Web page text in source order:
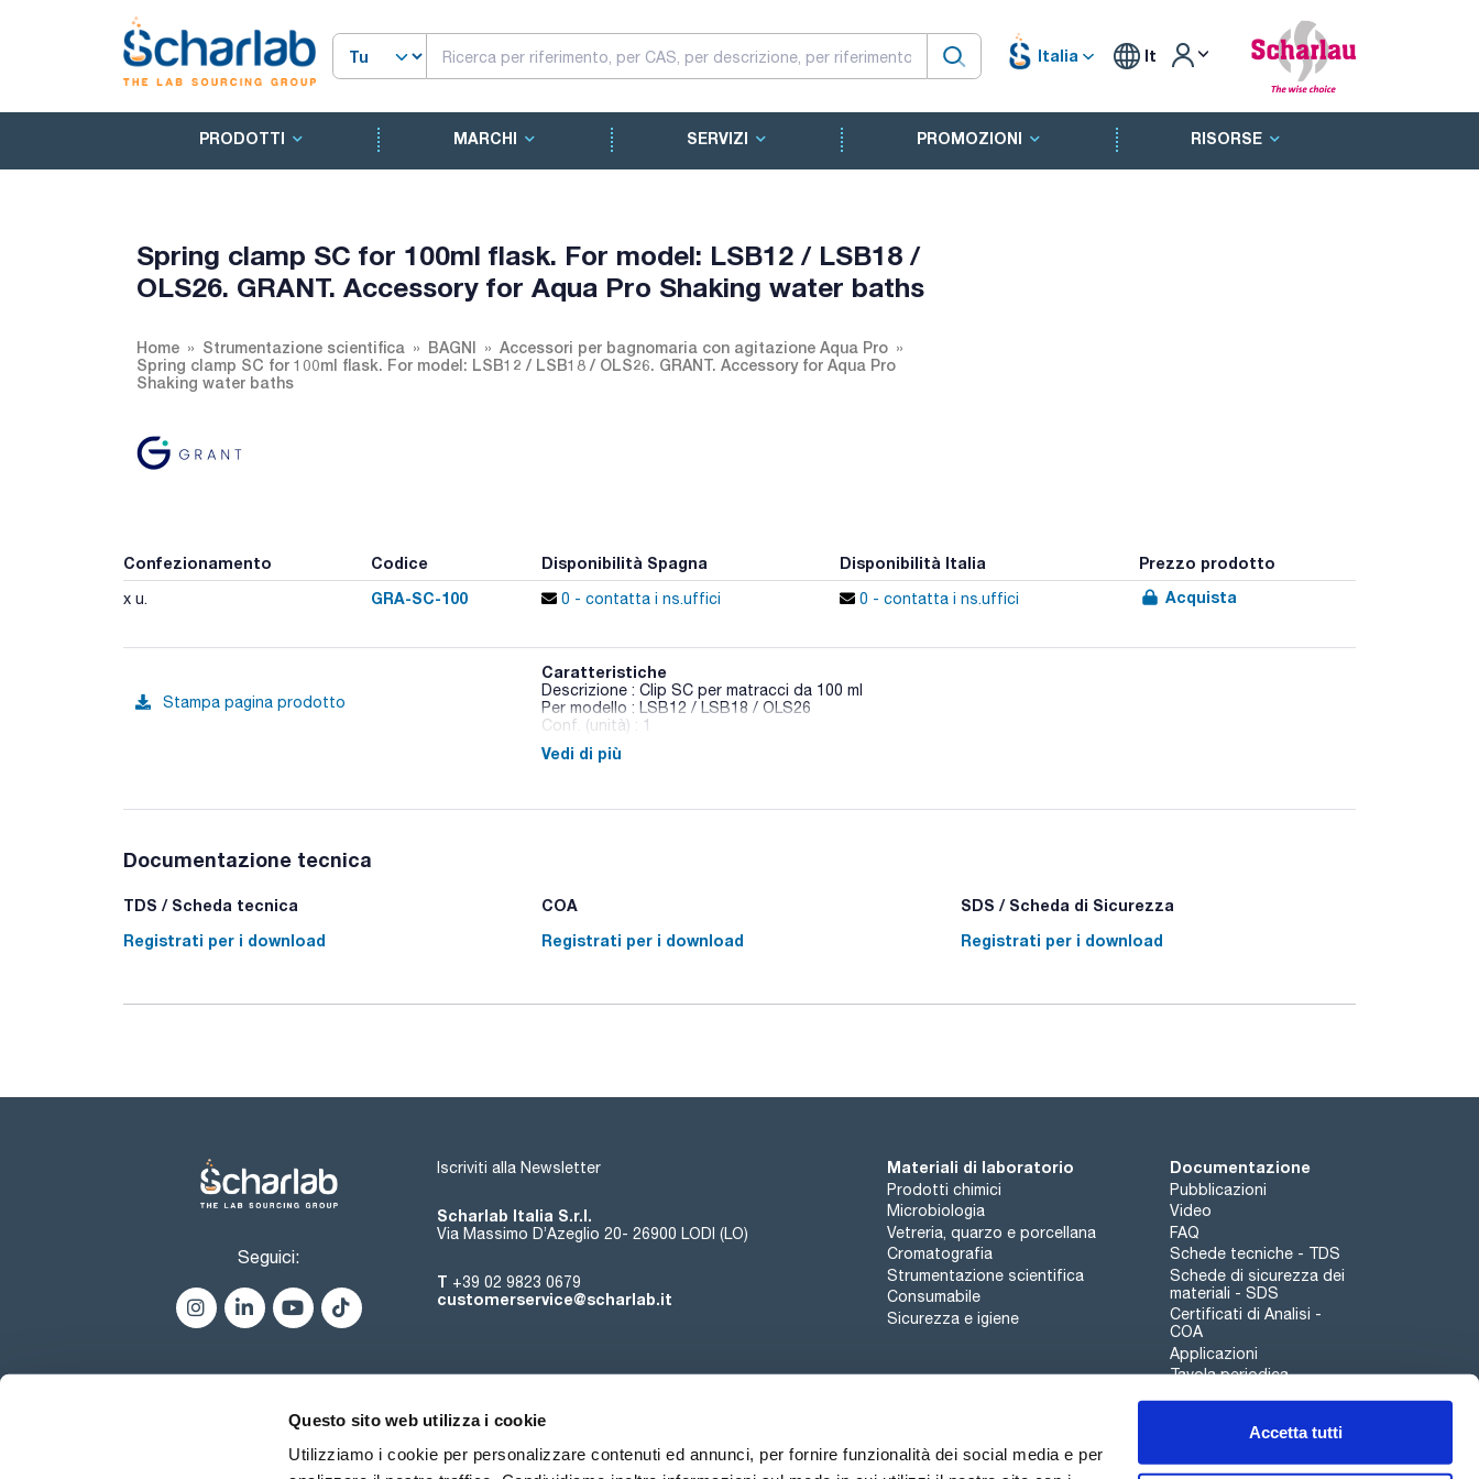
Questo sito web utilizza i cookie
Utilizziamo i cookie per personalizzare contenuti ed annunci, per fornire funzionalità dei social media e per
Accetta tutti
Italia It
PRODOTTI MARCHI SERVIZI PROMOZIONI RISORSE
Spring clamp SC for 100ml flask. For model: LSB12 / LSB18 /
OLS26. GRANT. Accessory for Aqua Pro Shaking water baths
Home Strumentazione scientifica BAGNI
Accessori per bagnomaria con agitazione Aqua Pro
Spring clamp SC for 100ml flask. For model: LSB12 / LSB18 / OLS26. GRANT. Accessory for Aqua Pro
Shaking water baths
Confezionamento Codice Disponibilità Spagna Disponibilità Italia Prezzo prodotto
x u. GRA-SC-100 0 - contatta i ns.uffici 0 - contatta i ns.uffici Acquista
Stampa pagina prodotto
Caratteristiche
Descrizione : Clip SC per matracci da 100 ml
Per modello : LSB12 / LSB18 / OLS26
Conf. (unità) : 1
Accessori per bagnomaria con agitazione Aqua Pro
Vedi di più
Documentazione tecnica
TDS / Scheda tecnica
Registrati per i download
COA
Registrati per i download
SDS / Scheda di Sicurezza
Registrati per i download
Seguici:
Iscriviti alla Newsletter
Scharlab Italia S.r.l.
Via Massimo D’Azeglio 20- 26900 LODI (LO)
T +39 02 9823 0679
customerservice@scharlab.it
Materiali di laboratorio
Prodotti chimici
Microbiologia
Vetreria, quarzo e porcellana
Cromatografia
Strumentazione scientifica
Consumabile
Sicurezza e igiene
Documentazione
Pubblicazioni
Video
FAQ
Schede tecniche - TDS
Schede di sicurezza dei
materiali - SDS
Certificati di Analisi -
COA
Applicazioni
Tavola periodica
Canale di segnalazioni